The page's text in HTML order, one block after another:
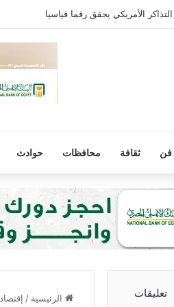
الأمريكي يحقق رقما قياسيا
فن ثقافة محافظات حوادث
الرئيسية / إقتصاد تعليقات